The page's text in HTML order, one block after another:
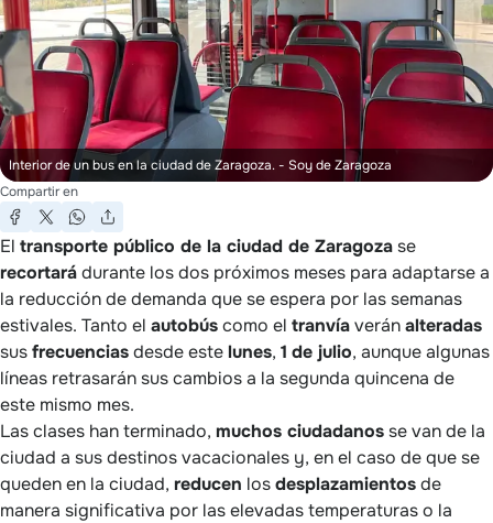
Interior de un bus en la ciudad de Zaragoza. - Soy de Zaragoza
Compartir en
El transporte público de la ciudad de Zaragoza se
recortarádurante los dos próximos meses para adaptarse a
la reducción de demanda que se espera por las semanas
estivales. Tanto el autobúscomo el tranvíaveránalteradas
susfrecuenciasdesde estelunes, 1 de julio, aunque algunas
líneas retrasarán sus cambios a la segunda quincena de
este mismo mes.
Las clases han terminado, muchos ciudadanos se van de la
ciudad a sus destinos vacacionales y, en el caso de que se
queden en la ciudad, reducen losdesplazamientosde
manera significativa por las elevadas temperaturas o la